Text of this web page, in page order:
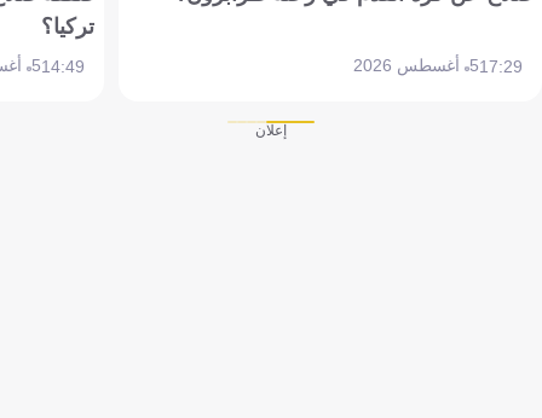
17:295 أغسطس 2026
تركيا؟
14:495 أغسطس 2026
إعلان